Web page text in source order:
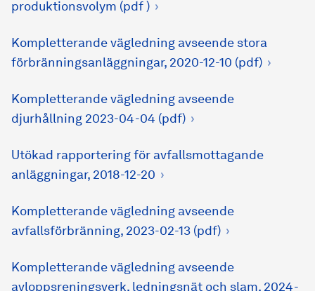
produktionsvolym (pdf )
Kompletterande vägledning avseende stora
förbränningsanläggningar, 2020-12-10 (pdf)
Kompletterande vägledning avseende
djurhållning 2023-04-04 (pdf)
Utökad rapportering för avfallsmottagande
anläggningar, 2018-12-20
Kompletterande vägledning avseende
avfallsförbränning, 2023-02-13 (pdf)
Kompletterande vägledning avseende
avloppsreningsverk, ledningsnät och slam, 2024-